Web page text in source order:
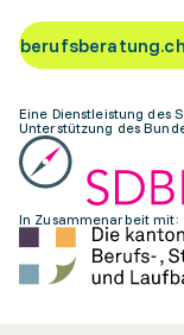
Eine Dienstleistung des
Unterstützung des
In Zusammenarbeit mit: